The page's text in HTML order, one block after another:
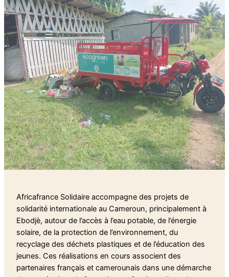
Africafrance Solidaire accompagne des projets de
solidarité internationale au Cameroun, principalement à
Ebodjè, autour de l’accès à l’eau potable, de l’énergie
solaire, de la protection de l’environnement, du
recyclage des déchets plastiques et de l’éducation des
jeunes. Ces réalisations en cours associent des
partenaires français et camerounais dans une démarche